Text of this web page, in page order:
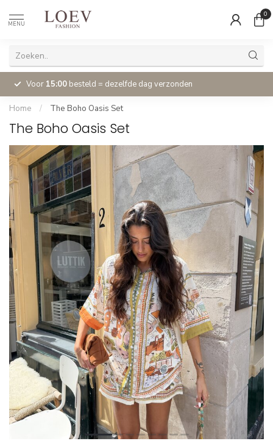
MENU
0
Voor 15:00 besteld = dezelfde dag verzonden
Home / The Boho Oasis Set
The Boho Oasis Set